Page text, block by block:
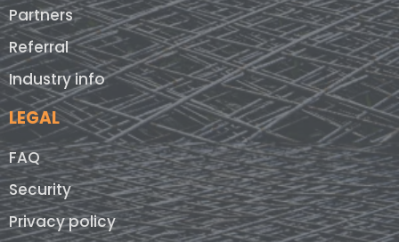
Partners
Referral
Industry info
LEGAL
FAQ
Security
Privacy policy